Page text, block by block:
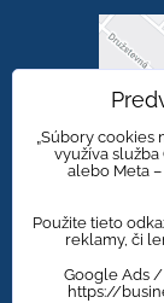
„Súbory cookies
využíva
alebo Meta
Použite tieto
reklamy, či
Google Ads /
https://